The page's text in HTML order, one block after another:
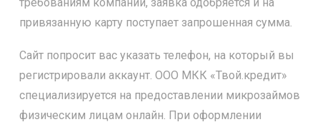
привязанную карту поступает запрошенная сумма.
Сайт попросит вас указать телефон, на который вы
регистрировали аккаунт. ООО МКК «Твой.кредит»
специализируется на предоставлении микрозаймов
физическим лицам онлайн. При оформлении